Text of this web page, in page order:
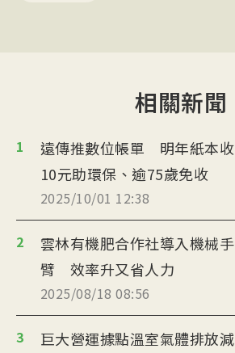
相關新聞
1
遠傳推數位帳單 明年紙本收
10元助環保、逾75歲免收
2025/10/01 12:38
2
雲林有機肥合作社導入機械手
臂 效率升又省人力
2025/08/18 08:56
3
巨大營運據點溫室氣體排放減